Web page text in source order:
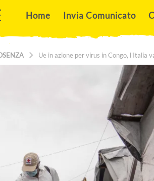
Home Invia Comunicato
Ue in azione per virus in Congo, l'Italia